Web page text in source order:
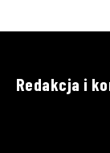
Redakcja i